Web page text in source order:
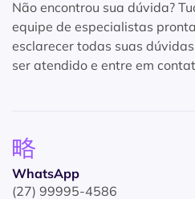
Não encontrou sua dúvida?
equipe de especialistas
esclarecer todas suas
ser atendido e entre em
WhatsApp
(27) 99995-4586